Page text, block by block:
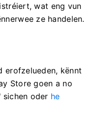
wat eng vun
ze handelen.
erofzelueden, kënnt
Store goen a no
sichen oder he